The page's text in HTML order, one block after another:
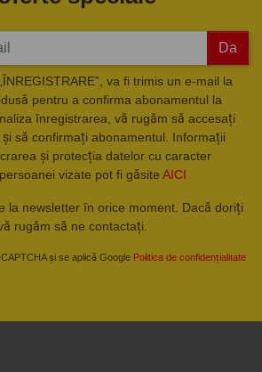
Da
va fi trimis un e-mail la
pentru a confirma abonamentul la
înregistrarea, vă rugăm să accesați
să confirmați abonamentul. Informații
și protecția datelor cu caracter
vizate pot fi găsite AICI
la newsletter în orice moment. Dacă doriți
rugăm să ne contactați.
și se aplică Google Politica de confidențialitate